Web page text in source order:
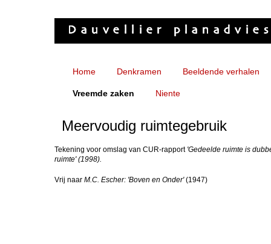
Home Denkramen Beeldende verhalen
Vreemde zaken Niente
Meervoudig ruimtegebruik
Tekening voor omslag van CUR-rapport 'Gedeelde ruimte is
ruimte' (1998).
Vrij naar M.C. Escher: 'Boven en Onder'(1947)